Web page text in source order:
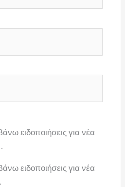
ειδοποιήσεις για νέα
ειδοποιήσεις για νέα